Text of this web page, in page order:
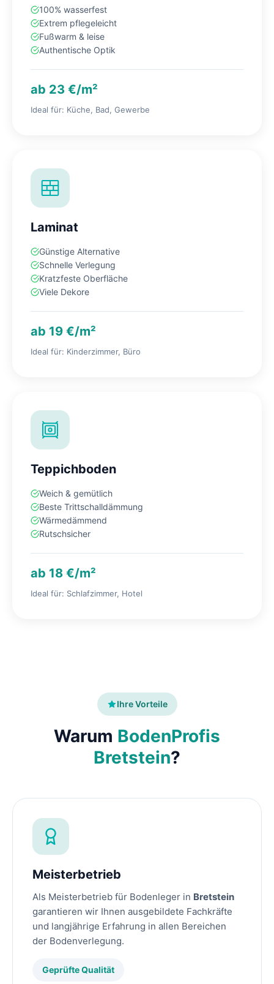
100% wasserfest
Extrem pflegeleicht
Fußwarm & leise
Authentische Optik
ab 23 €/m²
Ideal für: Küche, Bad, Gewerbe
Laminat
Günstige Alternative
Schnelle Verlegung
Kratzfeste Oberfläche
Viele Dekore
ab 19 €/m²
Ideal für: Kinderzimmer, Büro
Teppichboden
Weich & gemütlich
Beste Trittschalldämmung
Wärmedämmend
Rutschsicher
ab 18 €/m²
Ideal für: Schlafzimmer, Hotel
Ihre Vorteile
Warum BodenProfis
Bretstein?
Meisterbetrieb
Als Meisterbetrieb für Bodenleger in Bretstein
garantieren wir Ihnen ausgebildete Fachkräfte
und langjährige Erfahrung in allen Bereichen
der Bodenverlegung.
Geprüfte Qualität